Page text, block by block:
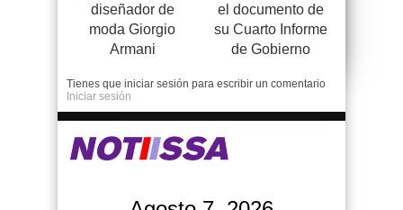
diseñador de
moda Giorgio
Armani
el documento de
su Cuarto Informe
de Gobierno
Tienes que iniciar sesión para escribir un comentario
Iniciar sesión